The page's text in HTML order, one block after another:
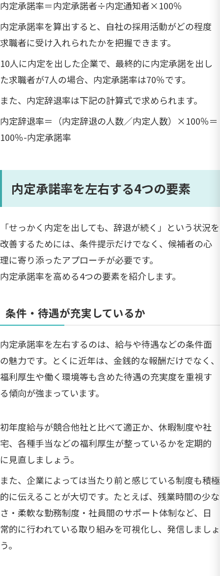
内定承諾率＝内定承諾者÷内定通知者×100％
内定承諾率を算出すると、自社の採用活動がどの程度
求職者に受け入れられたかを把握できます。
10人に内定を出した企業で、最終的に内定承諾を出し
た求職者が7人の場合、内定承諾率は70％です。
また、内定辞退率は下記の計算式で求められます。
内定辞退率＝（内定辞退の人数／内定人数）×100％＝
100％-内定承諾率
内定承諾率を左右する4つの要素
「せっかく内定を出しても、辞退が続く」という状況を
改善するためには、条件提示だけでなく、候補者の心
理に寄り添ったアプローチが必要です。
内定承諾率を高める4つの要素を紹介します。
条件・待遇が充実しているか
内定承諾率を左右するのは、給与や待遇などの条件面
の魅力です。とくに近年は、金銭的な報酬だけでなく、
福利厚生や働く環境等も含めた待遇の充実度を重視す
る傾向が強まっています。
初年度給与が競合他社と比べて適正か、休暇制度や社
宅、各種手当などの福利厚生が整っているかを定期的
に見直しましょう。
また、企業によっては当たり前と感じている制度も積極
的に伝えることが大切です。たとえば、残業時間の少な
さ・柔軟な勤務制度・社員間のサポート体制など、日
常的に行われている取り組みを可視化し、発信しましょ
う。